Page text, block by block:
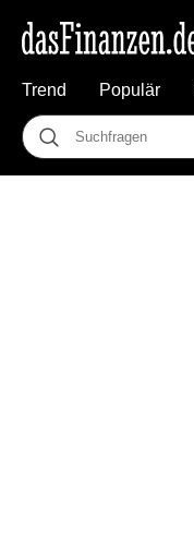
Trend Populär